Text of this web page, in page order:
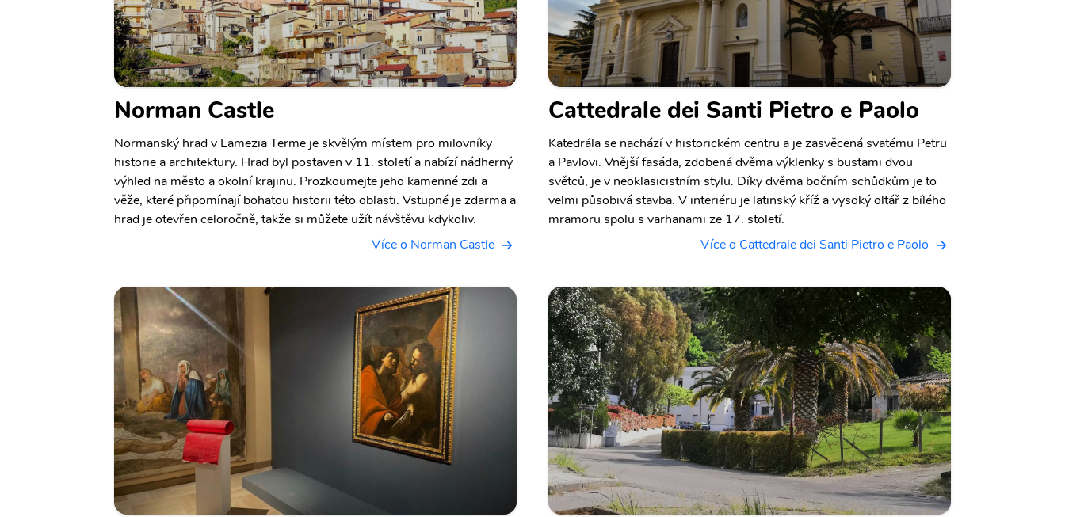
Norman Castle
Normanský hrad v Lamezia Terme je skvělým místem pro milovníky
historie a architektury. Hrad byl postaven v 11. století a nabízí nádherný
výhled na město a okolní krajinu. Prozkoumejte jeho kamenné zdi a
věže, které připomínají bohatou historii této oblasti. Vstupné je zdarma a
hrad je otevřen celoročně, takže si můžete užít návštěvu kdykoliv.
Více o Norman Castle
Cattedrale dei Santi Pietro e Paolo
Katedrála se nachází v historickém centru a je zasvěcená svatému Petru
a Pavlovi. Vnější fasáda, zdobená dvěma výklenky s bustami dvou
světců, je v neoklasicistním stylu. Díky dvěma bočním schůdkům je to
velmi působivá stavba. V interiéru je latinský kříž a vysoký oltář z bílého
mramoru spolu s varhanami ze 17. století.
Více o Cattedrale dei Santi Pietro e Paolo